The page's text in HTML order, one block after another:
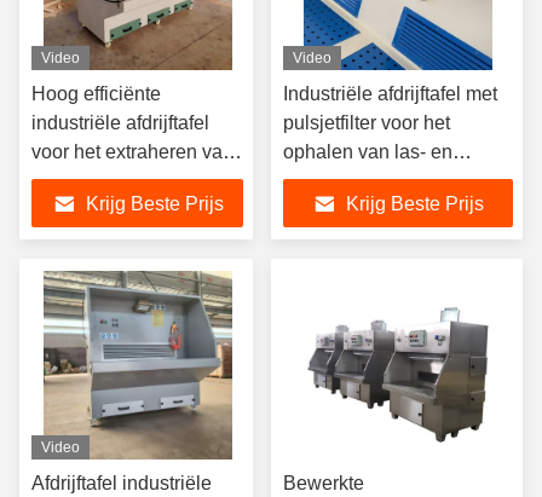
Video
Hoog efficiënte
industriële afdrijftafel
voor het extraheren van
metaalmalingsstof
Krijg Beste Prijs
Video
Industriële afdrijftafel met
pulsjetfilter voor het
ophalen van las- en
slijpstof
Krijg Beste Prijs
Video
Afdrijftafel industriële
Bewerkte